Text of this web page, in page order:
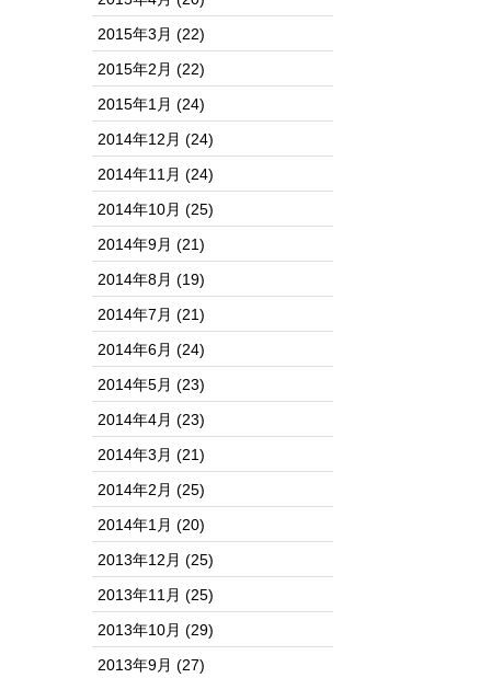
2015年3月 (22)
2015年2月 (22)
2015年1月 (24)
2014年12月 (24)
2014年11月 (24)
2014年10月 (25)
2014年9月 (21)
2014年8月 (19)
2014年7月 (21)
2014年6月 (24)
2014年5月 (23)
2014年4月 (23)
2014年3月 (21)
2014年2月 (25)
2014年1月 (20)
2013年12月 (25)
2013年11月 (25)
2013年10月 (29)
2013年9月 (27)